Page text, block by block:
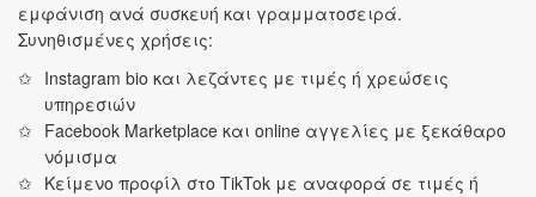
εμφάνιση ανά συσκευή και γραμματοσειρά.
Συνηθισμένες χρήσεις:
Instagram bio και λεζάντες με τιμές ή χρεώσεις
υπηρεσιών
Facebook Marketplace και online αγγελίες με ξεκάθαρο
νόμισμα
Κείμενο προφίλ στο TikTok με αναφορά σε τιμές ή